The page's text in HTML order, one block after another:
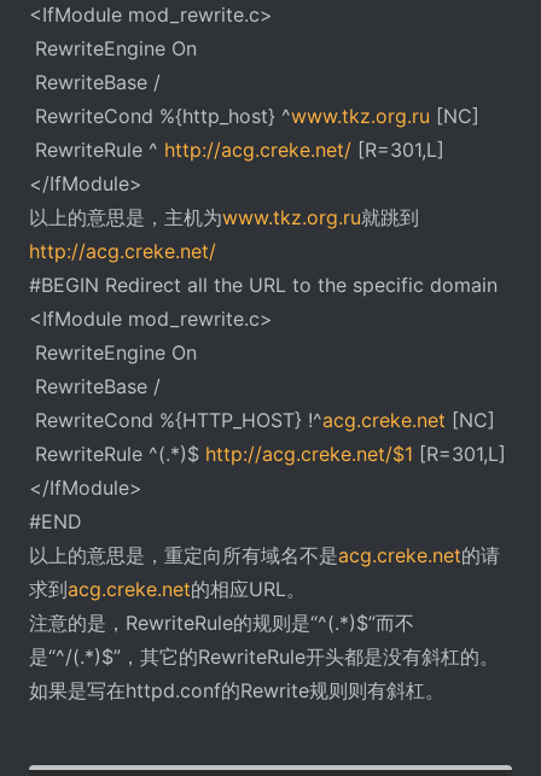
<IfModule mod_rewrite.c>
RewriteEngine On
RewriteBase /
RewriteCond %{http_host} ^www.tkz.org.ru [NC]
RewriteRule ^ http://acg.creke.net/ [R=301,L]
</IfModule>
以上的意思是，主机为www.tkz.org.ru就跳到
http://acg.creke.net/
#BEGIN Redirect all the URL to the specific domain
<IfModule mod_rewrite.c>
RewriteEngine On
RewriteBase /
RewriteCond %{HTTP_HOST} !^acg.creke.net [NC]
RewriteRule ^(.*)$ http://acg.creke.net/$1 [R=301,L]
</IfModule>
#END
以上的意思是，重定向所有域名不是acg.creke.net的请
求到acg.creke.net的相应URL。
注意的是，RewriteRule的规则是“^(.*)$”而不
是“^/(.*)$”，其它的RewriteRule开头都是没有斜杠的。
如果是写在httpd.conf的Rewrite规则则有斜杠。